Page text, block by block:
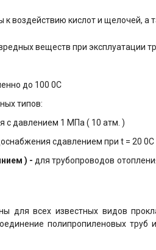
к воздействию кислот и щелочей,
веществ при эксплуатации
до 100 0С
типов:
с давлением 1 МПа ( 10 атм. )
сдавлением при t = 20
) - для трубопроводов
для всех известных видов
полипропиленовых